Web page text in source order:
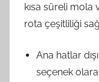
kısa süreli mola
rota çeşitliliği
Ana hatlar
seçenek